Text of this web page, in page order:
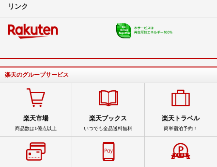
リンク
楽天のグループサービス
楽天市場
商品数は1億点以上
楽天ブックス
いつでも全品送料無料
楽天トラベル
簡単宿泊予約！